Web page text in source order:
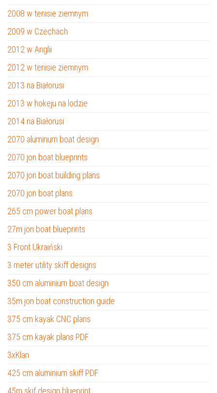
2008 w tenisie ziemnym
2009 w Czechach
2012 w Anglii
2012 w tenisie ziemnym
2013 na Białorusi
2013 w hokeju na lodzie
2014 na Białorusi
2070 aluminum boat design
2070 jon boat blueprints
2070 jon boat building plans
2070 jon boat plans
265 cm power boat plans
27m jon boat blueprints
3 Front Ukraiński
3 meter utility skiff designs
350 cm aluminium boat design
35m jon boat construction guide
375 cm kayak CNC plans
375 cm kayak plans PDF
3xKlan
425 cm aluminium skiff PDF
45m skif design blueprint